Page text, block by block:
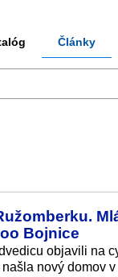
Články
Bojnice
objavili na
nový domov